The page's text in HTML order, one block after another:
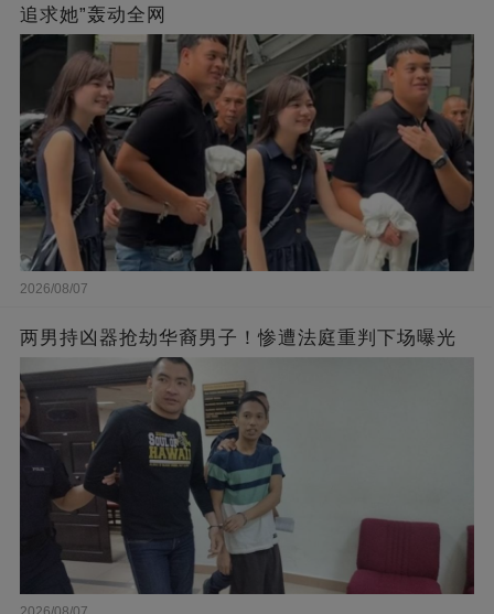
追求她”轰动全网
2026/08/07
两男持凶器抢劫华裔男子！惨遭法庭重判下场曝光